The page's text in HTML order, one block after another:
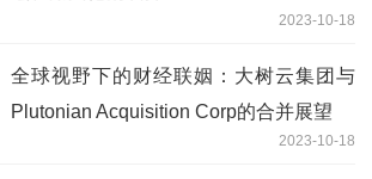
2023-10-18
全球视野下的财经联姻：大树云集团与
Plutonian Acquisition Corp的合并展望
2023-10-18